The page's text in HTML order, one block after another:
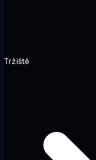
Tržiště